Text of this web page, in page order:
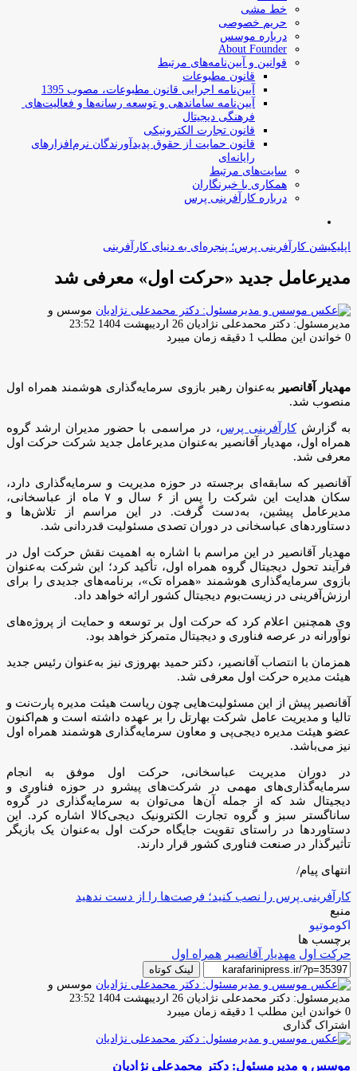
خط مشی
حریم خصوصی
درباره موسس
About Founder
قوانین و آیین‌نامه‌های مرتبط
‌قانون مطبوعات
آیین‌نامه اجرایی قانون مطبوعات، مصوب 1395
آیین‌نامه سامان­دهی و توسعه رسانه­‌ها و فعالیت‌­های
فرهنگی دیجیتال
قانون تجارت الکترونیکی
قانون حمایت از حقوق پدیدآورندگان نرم‌افزارهای
رایانه‌ای
سایت‌های مرتبط
همکاری با خبرنگاران
درباره کارآفرینی پرس
اپلیکیشن کارآفرینی پرس؛ پنجره‌ای به دنیای کارآفرینی
مدیرعامل جدید «حرکت اول» معرفی شد
موسس و
مدیرمسئول: دکتر محمدعلی نژادیان ارسال
ایمیل
26 اردیبهشت 1404 23:52
0 خواندن این مطلب 1 دقیقه زمان میبرد
مهدیار آقانصیر به‌عنوان رهبر بازوی سرمایه‌گذاری هوشمند همراه اول
منصوب شد.
به گزارشکارآفرینی پرس، در مراسمی با حضور مدیران ارشد گروه
همراه اول، مهدیار آقانصیر به‌عنوان مدیرعامل جدید شرکت حرکت اول
معرفی شد.
آقانصیر که سابقه‌ای برجسته در حوزه مدیریت و سرمایه‌گذاری دارد،
سکان هدایت این شرکت را پس از ۶ سال و ۷ ماه از عباسخانی،
مدیرعامل پیشین، به‌دست گرفت. در این مراسم از تلاش‌ها و
دستاوردهای عباسخانی در دوران تصدی مسئولیت قدردانی شد.
مهدیار آقانصیر در این مراسم با اشاره به اهمیت نقش حرکت اول در
فرآیند تحول دیجیتال گروه همراه اول، تأکید کرد؛ این شرکت به‌عنوان
بازوی سرمایه‌گذاری هوشمند «همراه تک»، برنامه‌های جدیدی را برای
ارزش‌آفرینی در زیست‌بوم دیجیتال کشور ارائه خواهد داد.
وی همچنین اعلام کرد که حرکت اول بر توسعه و حمایت از پروژه‌های
نوآورانه در عرصه فناوری و دیجیتال متمرکز خواهد بود.
همزمان با انتصاب آقانصیر، دکتر حمید بهروزی نیز به‌عنوان رئیس جدید
هیئت مدیره حرکت اول معرفی شد.
آقانصیر پیش از این مسئولیت‌هایی چون ریاست هیئت مدیره پارت‌نت و
تالیا و مدیریت عامل شرکت بهارتل را بر عهده داشته است و هم‌اکنون
عضو هیئت مدیره دیجی‌پی و معاون سرمایه‌گذاری هوشمند همراه اول
نیز می‌باشد.
در دوران مدیریت عباسخانی، حرکت اول موفق به انجام
سرمایه‌گذاری‌های مهمی در شرکت‌های پیشرو در حوزه فناوری و
دیجیتال شد که از جمله آن‌ها می‌توان به سرمایه‌گذاری در گروه
ساناگستر سبز و گروه تجارت الکترونیک دیجی‌کالا اشاره کرد. این
دستاوردها در راستای تقویت جایگاه حرکت اول به‌عنوان یک بازیگر
تأثیرگذار در صنعت فناوری کشور قرار دارند.
انتهای پیام/
کارآفرینی پرس را نصب کنید؛ فرصت‌ها را از دست ندهید
منبع
اکوموتیو
برچسب ها
حرکت اول مهدیار آقانصیر همراه اول
لینک کوتاه
موسس و
مدیرمسئول: دکتر محمدعلی نژادیان ارسال
ایمیل
26 اردیبهشت 1404 23:52
0 خواندن این مطلب 1 دقیقه زمان میبرد
اشتراک گذاری
فیس
توئیتر
لینکدین
واتس
تلگرام
اشتراک
از
چاپ
موسس و مدیرمسئول: دکتر محمدعلی نژادیان